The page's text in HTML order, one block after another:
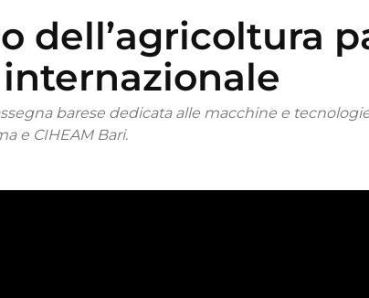
dell’agricoltura
barese dedicata alle macchine e
e CIHEAM Bari.